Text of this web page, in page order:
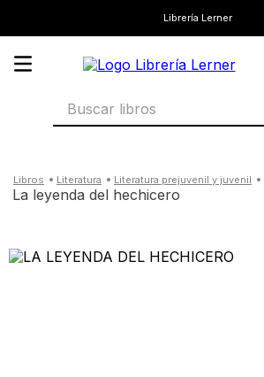
Librería Lerner
Buscar libros
literatura literatura prejuvenil y juvenil
la leyenda del hechicero